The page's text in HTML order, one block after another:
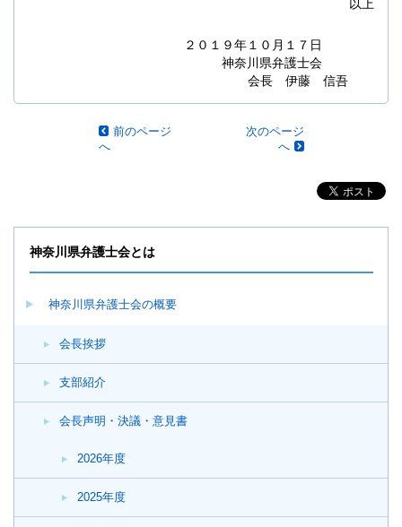
神奈川県弁護士会とは
神奈川県弁護士会の概要
会長挨拶
支部紹介
会長声明・決議・意見書
2026年度
2025年度
以上
２０１９年１０月１７日
神奈川県弁護士会
会長 伊藤 信吾
前のページ
へ
次のページ
へ